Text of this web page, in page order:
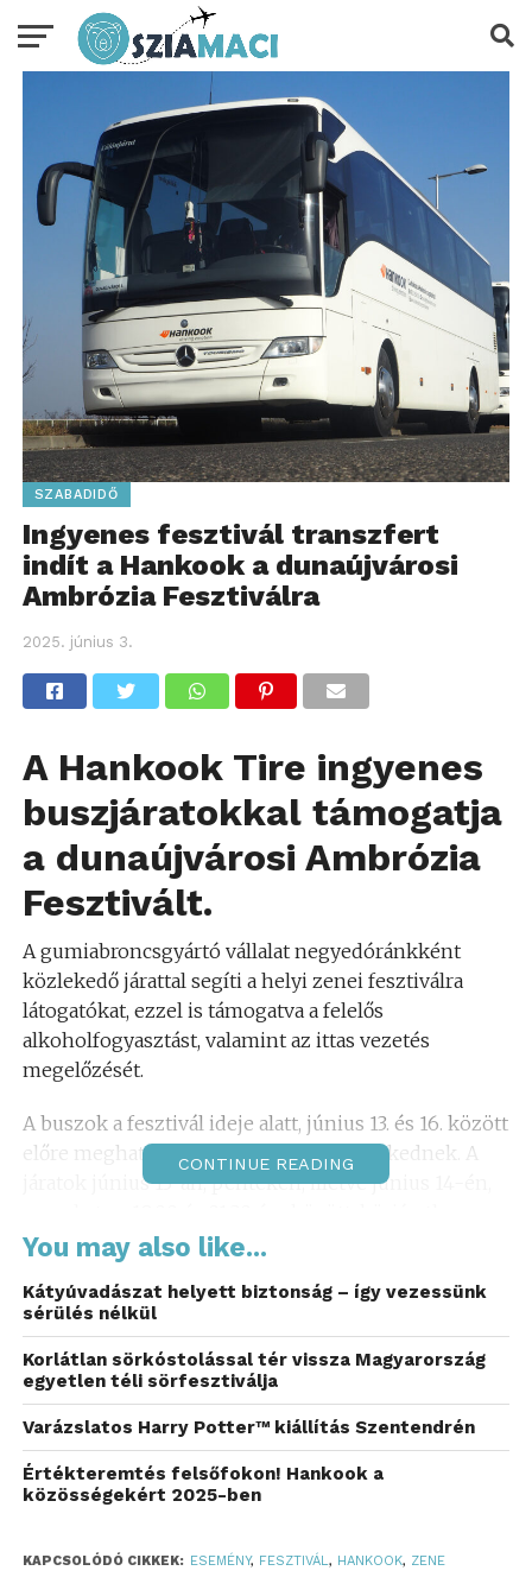
SZABADIDŐ
Ingyenes fesztivál transzfert
indít a Hankook a dunaújvárosi
Ambrózia Fesztiválra
2025. június 3.
A Hankook Tire ingyenes
buszjáratokkal támogatja
a dunaújvárosi Ambrózia
Fesztivált.
A gumiabroncsgyártó vállalat negyedóránkként
közlekedő járattal segíti a helyi zenei fesztiválra
látogatókat, ezzel is támogatva a felelős
alkoholfogyasztást, valamint az ittas vezetés
megelőzését.
A buszok a fesztivál ideje alatt, június 13. és 16. között
előre meghatározott idősávokban közlekednek. A
járatok június 13-án, pénteken, illetve június 14-én,
negyedóránként indulnak a Kultik Mozitól és
fesztiválozókat, illetve innen indulnak vissza is
(köztes megálló nincs). Június 15-én, vasárnap a
fesztivál programjához igazodva 17:00 és 00:30
között közlekednek a feltűnő, Hankook feliratú
buszok. A szolgáltatást a férőhelyek függvényében a
fesztivál bármely látogatója díjmentesen veheti
igénybe.
helyi értékteremtő kezdeményezéseket, ezzel
CONTINUE READING
You may also like...
Kátyúvadászat helyett biztonság – így vezessünk
sérülés nélkül
Korlátlan sörkóstolással tér vissza Magyarország
egyetlen téli sörfesztiválja
Varázslatos Harry Potter™ kiállítás Szentendrén
Értékteremtés felsőfokon! Hankook a
közösségekért 2025-ben
KAPCSOLÓDÓ CIKKEK: ESEMÉNY, FESZTIVÁL, HANKOOK, ZENE